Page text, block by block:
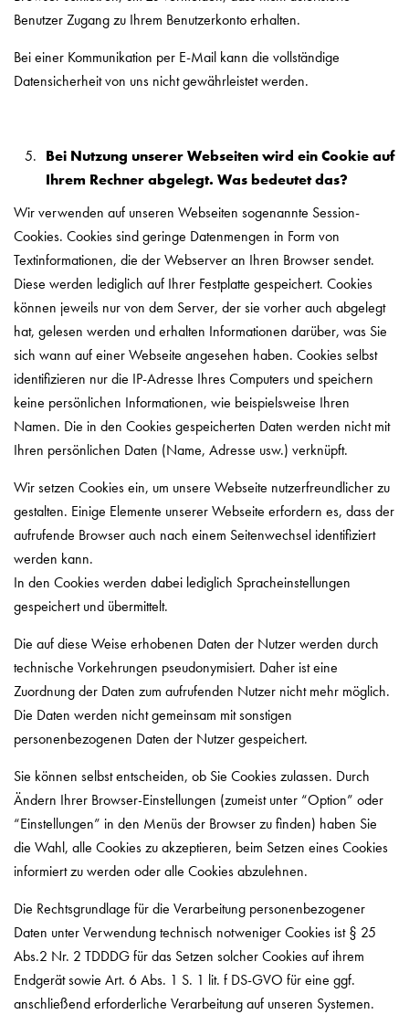
Benutzer Zugang zu Ihrem Benutzerkonto erhalten.
Bei einer Kommunikation per E-Mail kann die vollständige
Datensicherheit von uns nicht gewährleistet werden.
Bei Nutzung unserer Webseiten wird ein Cookie auf
Ihrem Rechner abgelegt. Was bedeutet das?
Wir verwenden auf unseren Webseiten sogenannte Session-
Cookies. Cookies sind geringe Datenmengen in Form von
Textinformationen, die der Webserver an Ihren Browser sendet.
Diese werden lediglich auf Ihrer Festplatte gespeichert. Cookies
können jeweils nur von dem Server, der sie vorher auch abgelegt
hat, gelesen werden und erhalten Informationen darüber, was Sie
sich wann auf einer Webseite angesehen haben. Cookies selbst
identifizieren nur die IP-Adresse Ihres Computers und speichern
keine persönlichen Informationen, wie beispielsweise Ihren
Namen. Die in den Cookies gespeicherten Daten werden nicht mit
Ihren persönlichen Daten (Name, Adresse usw.) verknüpft.
Wir setzen Cookies ein, um unsere Webseite nutzerfreundlicher zu
gestalten. Einige Elemente unserer Webseite erfordern es, dass der
aufrufende Browser auch nach einem Seitenwechsel identifiziert
werden kann.
In den Cookies werden dabei lediglich Spracheinstellungen
gespeichert und übermittelt.
Die auf diese Weise erhobenen Daten der Nutzer werden durch
technische Vorkehrungen pseudonymisiert. Daher ist eine
Zuordnung der Daten zum aufrufenden Nutzer nicht mehr möglich.
Die Daten werden nicht gemeinsam mit sonstigen
personenbezogenen Daten der Nutzer gespeichert.
Sie können selbst entscheiden, ob Sie Cookies zulassen. Durch
Ändern Ihrer Browser-Einstellungen (zumeist unter “Option” oder
“Einstellungen” in den Menüs der Browser zu finden) haben Sie
die Wahl, alle Cookies zu akzeptieren, beim Setzen eines Cookies
informiert zu werden oder alle Cookies abzulehnen.
Die Rechtsgrundlage für die Verarbeitung personenbezogener
Daten unter Verwendung technisch notweniger Cookies ist § 25
Abs.2 Nr. 2 TDDDG für das Setzen solcher Cookies auf ihrem
Endgerät sowie Art. 6 Abs. 1 S. 1 lit. f DS-GVO für eine ggf.
anschließend erforderliche Verarbeitung auf unseren Systemen.